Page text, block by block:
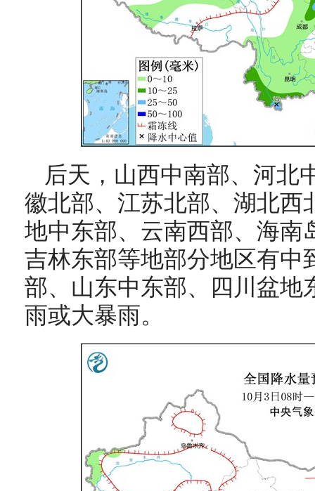
后天， 山西中南部、河北
徽北部、江苏北部、湖北西
地中东部、云南西部、海南
吉林东部等地部分地区有中
部、山东中东部、四川盆地
雨或大暴雨。